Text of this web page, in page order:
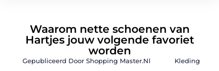
Waarom nette schoenen van
Hartjes jouw volgende favoriet
worden
Gepubliceerd Door Shopping Master.nl Kleding